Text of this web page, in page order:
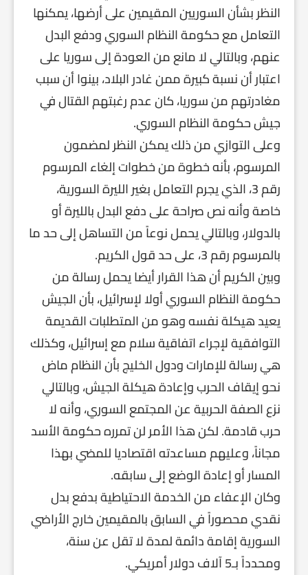
النظر بشأن السوريين المقيمين على أرضها، يمكنها
التعامل مع حكومة النظام السوري ودفع البدل
عنهم، وبالتالي لا مانع من العودة إلى سوريا على
اعتبار أن نسبة كبيرة ممن غادر البلاد، بينوا أن سبب
مغادرتهم من سوريا، كان عدم رغبتهم القتال في
جيش حكومة النظام السوري.
وعلى التوازي من ذلك يمكن النظر لمضمون
المرسوم، بأنه خطوة من خطوات إلغاء المرسوم
رقم 3، الذي يجرم التعامل بغير الليرة السورية،
خاصة وأنه نص صراحة على دفع البدل بالليرة أو
بالدولار، وبالتالي يحمل نوعاً من التساهل إلى حد ما
بالمرسوم رقم 3، على حد قول الكريم.
وبين الكريم أن هذا القرار أيضا يحمل رسالة من
حكومة النظام السوري أولا لإسرائيل، بأن الجيش
يعيد هيكلة نفسه وهو من المتطلبات القديمة
التوافقية لإجراء اتفاقية سلام مع إسرائيل، وكذلك
هي رسالة للإمارات ودول الخليج بأن النظام ماض
نحو إيقاف الحرب وإعادة هيكلة الجيش، وبالتالي
نزع الصفة الحربية عن المجتمع السوري، وأنه لا
حرب قادمة. لكن هذا الأمر لن تمرره حكومة الأسد
مجاناً، وعليهم مساعدته اقتصاديا للمضي بهذا
المسار أو إعادة الوضع إلى سابقه.
وكان الإعفاء من الخدمة الاحتياطية بدفع بدل
نقدي محصوراً في السابق بالمقيمين خارج الأراضي
السورية إقامة دائمة لمدة لا تقل عن سنة،
ومحدداً بـ5 آلاف دولار أمريكي.